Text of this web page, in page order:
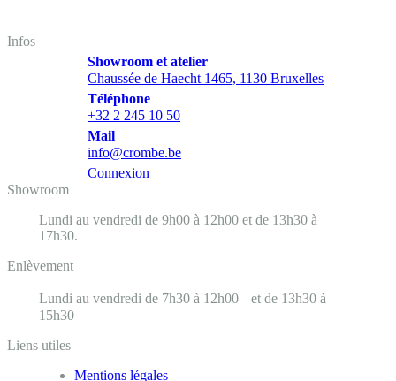
Infos
Showroom et atelier
Chaussée de Haecht 1465, 1130 Bruxelles
Téléphone
+32 2 245 10 50
Mail
info@crombe.be
Connexion
Showroom
Lundi au vendredi de 9h00 à 12h00 et de 13h30 à
17h30.
Enlèvement
Lundi au vendredi de 7h30 à 12h00 et de 13h30 à
15h30
Liens utiles
Mentions légales